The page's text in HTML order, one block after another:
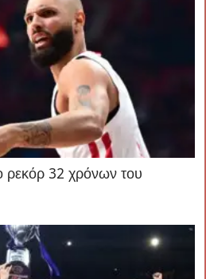
ρεκόρ 32 χρόνων του